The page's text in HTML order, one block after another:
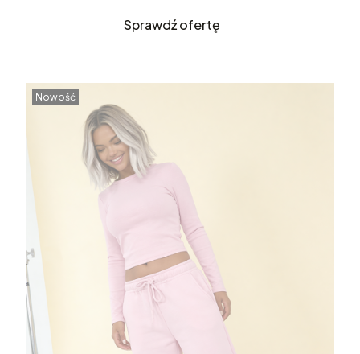
Sprawdź ofertę
Nowość